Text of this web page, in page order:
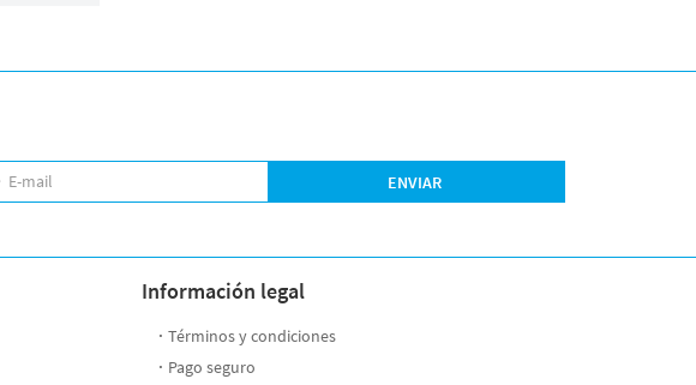
E-mail ENVIAR
Información legal
Términos y condiciones
Pago seguro